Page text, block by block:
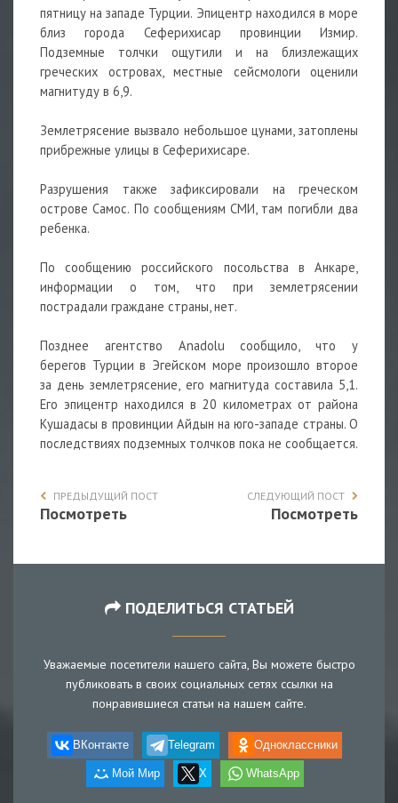
пятницу на западе Турции. Эпицентр находился в море
близ города Сеферихисар провинции Измир.
Подземные толчки ощутили и на близлежащих
греческих островах, местные сейсмологи оценили
магнитуду в 6,9.
Землетрясение вызвало небольшое цунами, затоплены
прибрежные улицы в Сеферихисаре.
Разрушения также зафиксировали на греческом
острове Самос. По сообщениям СМИ, там погибли два
ребенка.
По сообщению российского посольства в Анкаре,
информации о том, что при землетрясении
пострадали граждане страны, нет.
Позднее агентство Anadolu сообщило, что у
берегов Турции в Эгейском море произошло второе
за день землетрясение, его магнитуда составила 5,1.
Его эпицентр находился в 20 километрах от района
Кушадасы в провинции Айдын на юго-западе страны. О
последствиях подземных толчков пока не сообщается.
ПРЕДЫДУЩИЙ ПОСТ
Посмотреть
СЛЕДУЮЩИЙ ПОСТ
Посмотреть
ПОДЕЛИТЬСЯ СТАТЬЕЙ
Уважаемые посетители нашего сайта, Вы можете быстро
публиковать в своих социальных сетях ссылки на
понравившиеся статьи на нашем сайте.
ВКонтакте Telegram Одноклассники
Мой Мир X WhatsApp